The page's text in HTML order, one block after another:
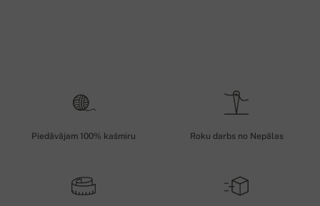
Piedāvājam 100% kašmiru Roku darbs no Nepālas